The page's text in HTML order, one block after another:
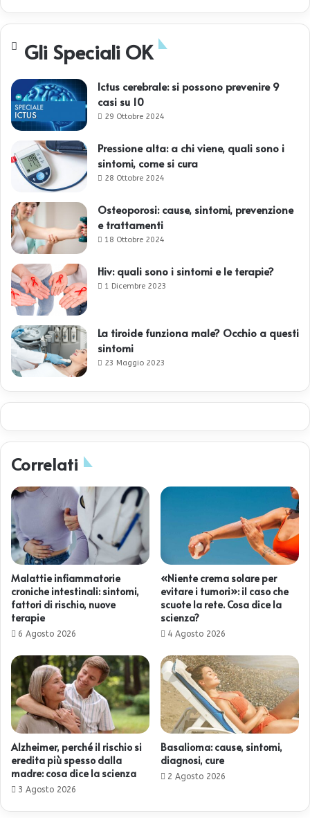
Gli Speciali OK
Ictus cerebrale: si possono prevenire 9
casi su 10
29 Ottobre 2024
Pressione alta: a chi viene, quali sono i
sintomi, come si cura
28 Ottobre 2024
Osteoporosi: cause, sintomi, prevenzione
e trattamenti
18 Ottobre 2024
Hiv: quali sono i sintomi e le terapie?
1 Dicembre 2023
La tiroide funziona male? Occhio a questi
sintomi
23 Maggio 2023
Correlati
Malattie infiammatorie
croniche intestinali: sintomi,
fattori di rischio, nuove
terapie
6 Agosto 2026
«Niente crema solare per
evitare i tumori»: il caso che
scuote la rete. Cosa dice la
scienza?
4 Agosto 2026
Alzheimer, perché il rischio si
eredita più spesso dalla
madre: cosa dice la scienza
3 Agosto 2026
Basalioma: cause, sintomi,
diagnosi, cure
2 Agosto 2026